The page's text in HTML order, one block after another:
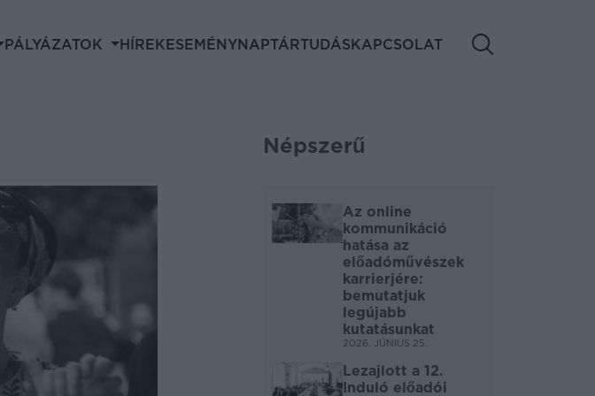
PÁLYÁZATOK HÍREKESEMÉNYNAPTÁRTUDÁSKAPCSOLAT
Népszerű
Az online
kommunikáció
hatása az
előadóművészek
karrierjére:
bemutatjuk
legújabb
kutatásunkat
2026. JÚNIUS 25.
Lezajlott a 12.
Induló előadói